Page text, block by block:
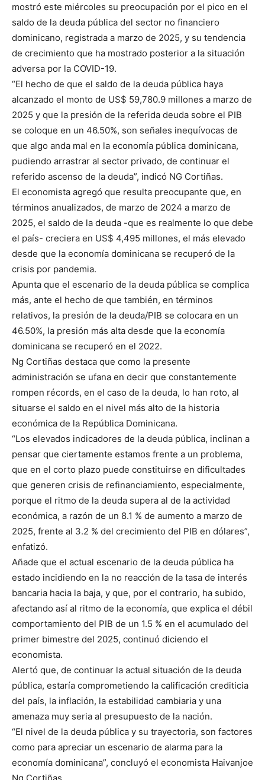
mostró este miércoles su preocupación por el pico en el
saldo de la deuda pública del sector no financiero
dominicano, registrada a marzo de 2025, y su tendencia
de crecimiento que ha mostrado posterior a la situación
adversa por la COVID-19.
“El hecho de que el saldo de la deuda pública haya
alcanzado el monto de US$ 59,780.9 millones a marzo de
2025 y que la presión de la referida deuda sobre el PIB
se coloque en un 46.50%, son señales inequívocas de
que algo anda mal en la economía pública dominicana,
pudiendo arrastrar al sector privado, de continuar el
referido ascenso de la deuda”, indicó NG Cortiñas.
El economista agregó que resulta preocupante que, en
términos anualizados, de marzo de 2024 a marzo de
2025, el saldo de la deuda -que es realmente lo que debe
el país- creciera en US$ 4,495 millones, el más elevado
desde que la economía dominicana se recuperó de la
crisis por pandemia.
Apunta que el escenario de la deuda pública se complica
más, ante el hecho de que también, en términos
relativos, la presión de la deuda/PIB se colocara en un
46.50%, la presión más alta desde que la economía
dominicana se recuperó en el 2022.
Ng Cortiñas destaca que como la presente
administración se ufana en decir que constantemente
rompen récords, en el caso de la deuda, lo han roto, al
situarse el saldo en el nivel más alto de la historia
económica de la República Dominicana.
“Los elevados indicadores de la deuda pública, inclinan a
pensar que ciertamente estamos frente a un problema,
que en el corto plazo puede constituirse en dificultades
que generen crisis de refinanciamiento, especialmente,
porque el ritmo de la deuda supera al de la actividad
económica, a razón de un 8.1 % de aumento a marzo de
2025, frente al 3.2 % del crecimiento del PIB en dólares”,
enfatizó.
Añade que el actual escenario de la deuda pública ha
estado incidiendo en la no reacción de la tasa de interés
bancaria hacia la baja, y que, por el contrario, ha subido,
afectando así al ritmo de la economía, que explica el débil
comportamiento del PIB de un 1.5 % en el acumulado del
primer bimestre del 2025, continuó diciendo el
economista.
Alertó que, de continuar la actual situación de la deuda
pública, estaría comprometiendo la calificación crediticia
del país, la inflación, la estabilidad cambiaria y una
amenaza muy seria al presupuesto de la nación.
“El nivel de la deuda pública y su trayectoria, son factores
como para apreciar un escenario de alarma para la
economía dominicana”, concluyó el economista Haivanjoe